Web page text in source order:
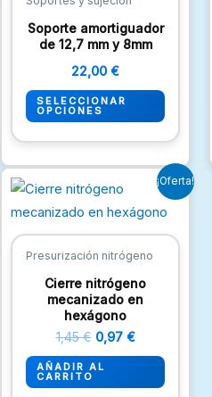
Soporte amortiguador
de 12,7 mm y 8mm
22,00 €
SELECCIONAR
OPCIONES
elegir
la
página
producto
¡Oferta!
Presurización nitrógeno
Cierre nitrógeno
mecanizado en
hexágono
1,45€
precio
original
1,45 €.
0,97 €
precio
actual
es:
0,97 €.
AÑADIR AL
CARRITO